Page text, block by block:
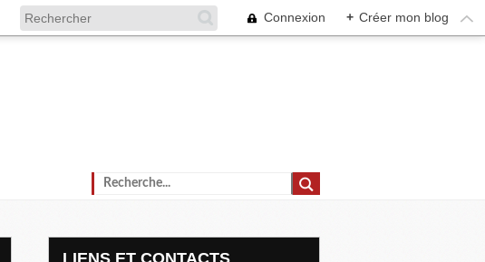
Connexion + Créer mon blog
LIENS ET CONTACTS